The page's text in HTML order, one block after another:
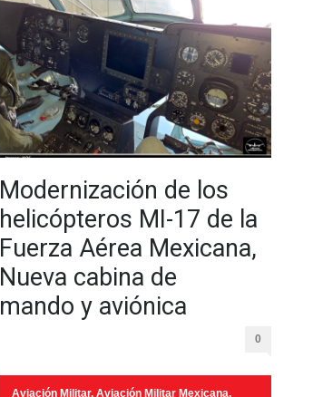
Modernización de los
helicópteros MI-17 de la
Fuerza Aérea Mexicana,
Nueva cabina de
mando y aviónica
0
Aviación Militar, Aviación Militar Mexicana,